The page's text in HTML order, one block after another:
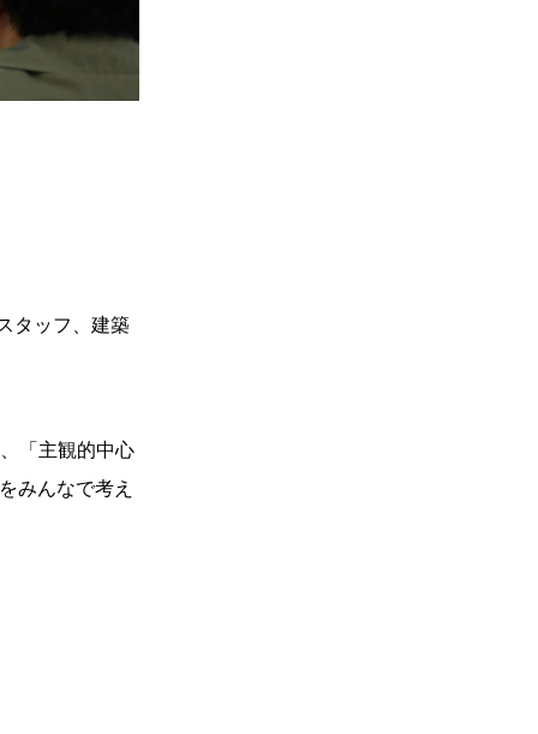
タッフ、建築
「主観的中心
みんなで考え